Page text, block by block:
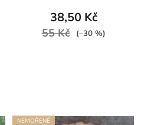
38,50 Kč
55 Kč (–30 %)
NEMOŘENÉ